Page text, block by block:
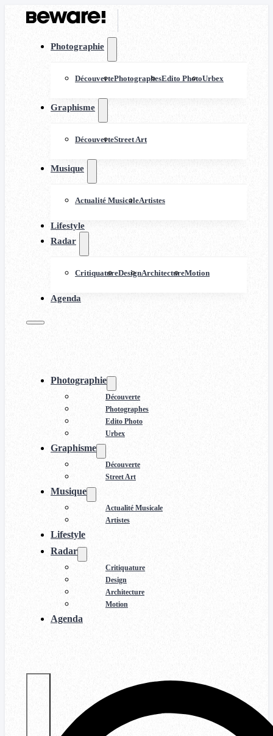
Photographie
DécouvertePhotographesEdito PhotoUrbex
Graphisme
DécouverteStreet Art
Musique
Actualité MusicaleArtistes
Lifestyle
Radar
CritiquatureDesignArchitectureMotion
Agenda
Photographie
Découverte
Photographes
Edito Photo
Urbex
Graphisme
Découverte
Street Art
Musique
Actualité Musicale
Artistes
Lifestyle
Radar
Critiquature
Design
Architecture
Motion
Agenda